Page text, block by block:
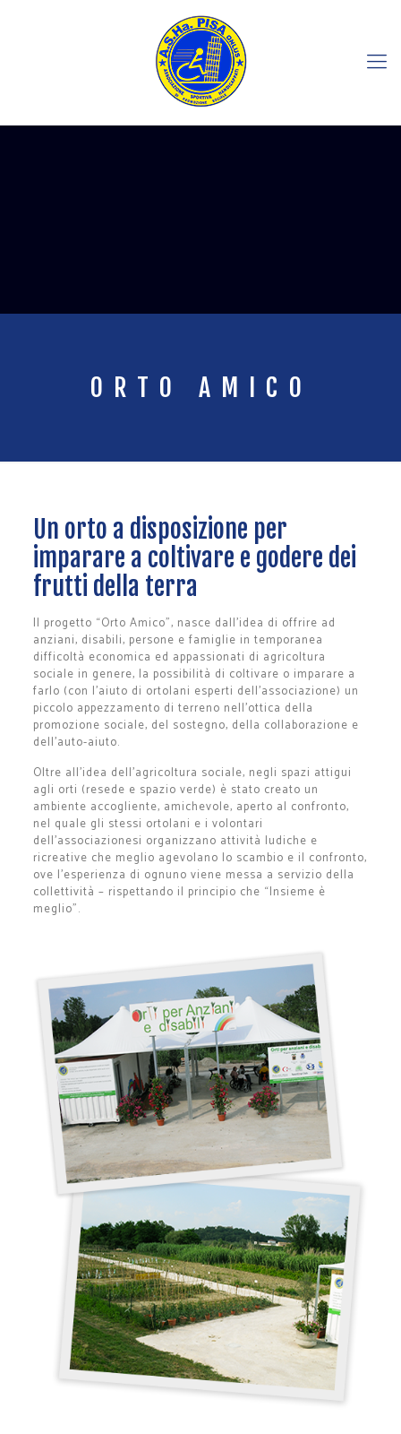
ORTO AMICO
Un orto a disposizione per
imparare a coltivare e godere dei
frutti della terra
Il progetto “Orto Amico”, nasce dall’idea di offrire ad
anziani, disabili, persone e famiglie in temporanea
difficoltà economica ed appassionati di agricoltura
sociale in genere, la possibilità di coltivare o imparare a
farlo (con l’aiuto di ortolani esperti dell’associazione) un
piccolo appezzamento di terreno nell’ottica della
promozione sociale, del sostegno, della collaborazione e
dell’auto-aiuto.
Oltre all’idea dell’agricoltura sociale, negli spazi attigui
agli orti (resede e spazio verde) è stato creato un
ambiente accogliente, amichevole, aperto al confronto,
nel quale gli stessi ortolani e i volontari
dell’associazionesi organizzano attività ludiche e
ricreative che meglio agevolano lo scambio e il confronto,
ove l’esperienza di ognuno viene messa a servizio della
collettività – rispettando il principio che “Insieme è
meglio”.